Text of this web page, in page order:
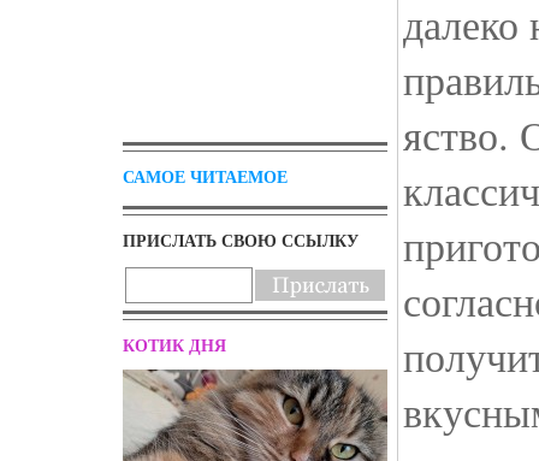
САМОЕ ЧИТАЕМОЕ
ПРИСЛАТЬ СВОЮ ССЫЛКУ
КОТИК ДНЯ
далеко
яство.